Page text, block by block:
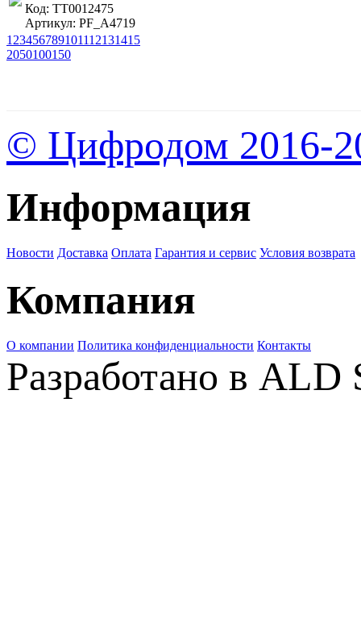
Код: ТТ0012475
Артикул: PF_A4719
1 23456789101112131415
2050100150
© Цифродом 2016-
Информация
Новости Доставка Оплата Гарантия и сервис Условия возврата
Компания
О компании Политика конфиденциальности Контакты
Разработано в ALD